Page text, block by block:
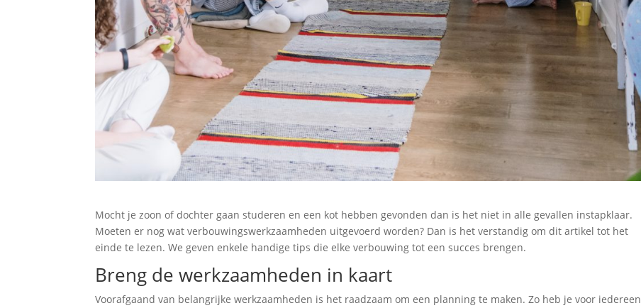
Mocht je zoon of dochter gaan studeren en een kot hebben gevonden dan is het niet in alle gevallen instapklaar.
Moeten er nog wat verbouwingswerkzaamheden uitgevoerd worden? Dan is het verstandig om dit artikel tot het
einde te lezen. We geven enkele handige tips die elke verbouwing tot een succes brengen.
Breng de werkzaamheden in kaart
Voorafgaand van belangrijke werkzaamheden is het raadzaam om een planning te maken. Zo heb je voor iedereen